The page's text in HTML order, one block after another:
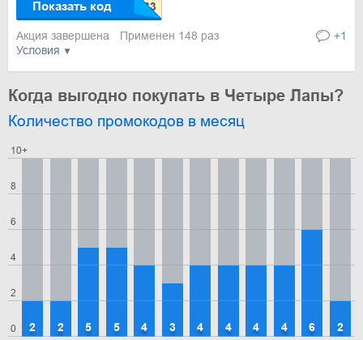
Условия
Показать код
Акция завершена Применен 148 раз +1
Когда выгодно покупать в Четыре Лапы?
Количество промокодов в месяц
0
2
4
6
8
10+
2 2 5 5 4 3 4 4 4 4 6 2